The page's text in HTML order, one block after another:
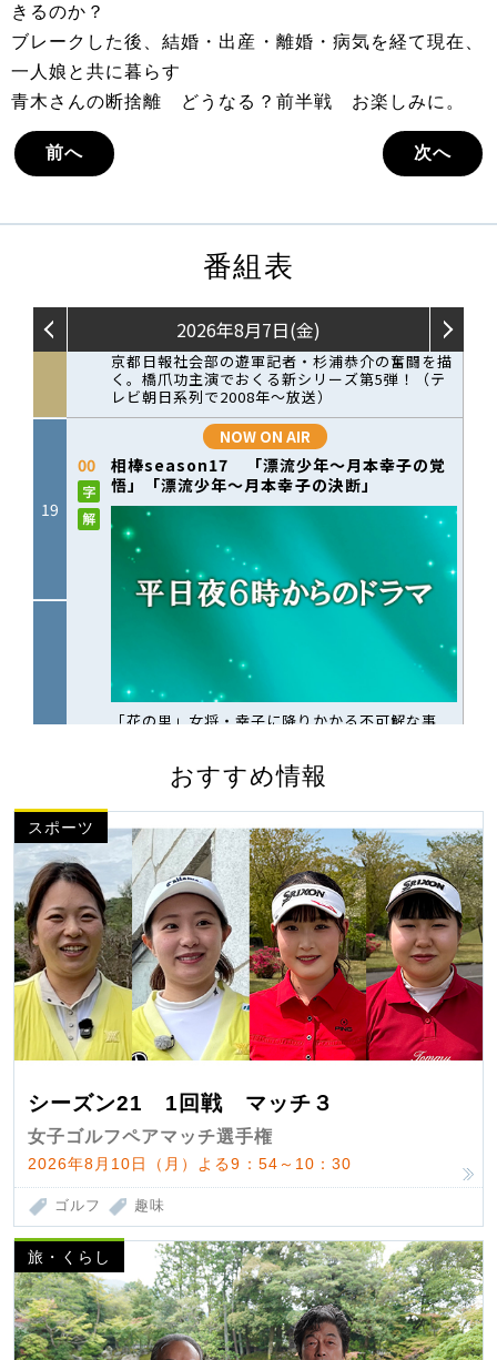
きるのか？
ブレークした後、結婚・出産・離婚・病気を経て現在、
一人娘と共に暮らす
青木さんの断捨離 どうなる？前半戦 お楽しみに。
前へ 次へ
番組表
おすすめ情報
スポーツ
シーズン21 1回戦 マッチ３
女子ゴルフペアマッチ選手権
2026年8月10日（月）よる9：54～10：30
ゴルフ 趣味
旅・くらし